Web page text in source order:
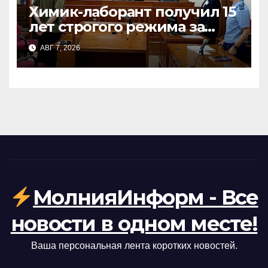
Химик-лаборант получил 15
лет строгого режима за
производство наркотиков
на Урале
АВГ 7, 2026
МолнияИнформ - Все
новости в одном месте!
Ваша персональная лента коротких новостей.